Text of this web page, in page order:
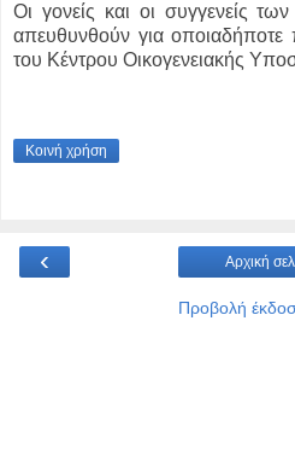
Οι γονείς και οι συγγενείς
απευθυνθούν για
του Κέντρου Οικογενειακής
Κοινή χρήση
‹ Αρχική
Προβολή